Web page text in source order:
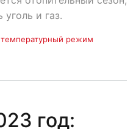
и газ.
температурный режим
год: